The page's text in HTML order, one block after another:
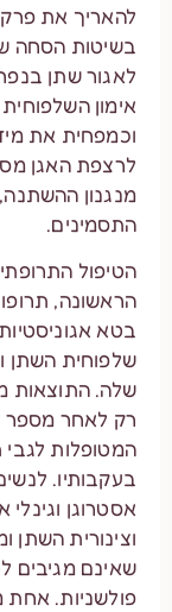
להאריך את
בשיטות הסחה
לאגור שתן
אימון
וכמפחית את
לרצפת האגן
מנגנון
התסמינים.
הטיפול
הראשונה,
בטא
שלפוחית השתן
שלה. התוצאות
רק לאחר מספר
המטופלות לגבי
בעקבותיו.
אסטרוגן
וצינורית
שאינם מגיבים
פולשניות. אחת